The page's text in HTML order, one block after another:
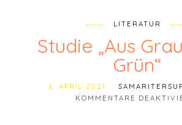
LITERATUR
Studie „Aus
Grün“
6. APRIL 2021
KOMMENTARE